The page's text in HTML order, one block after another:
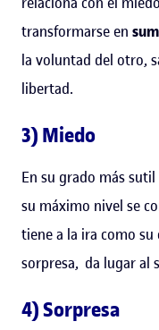
transformarse en
la voluntad del otro,
libertad.
3) Miedo
En su grado más
su máximo nivel se
tiene a la ira como
sorpresa, da lugar al
4) Sorpresa